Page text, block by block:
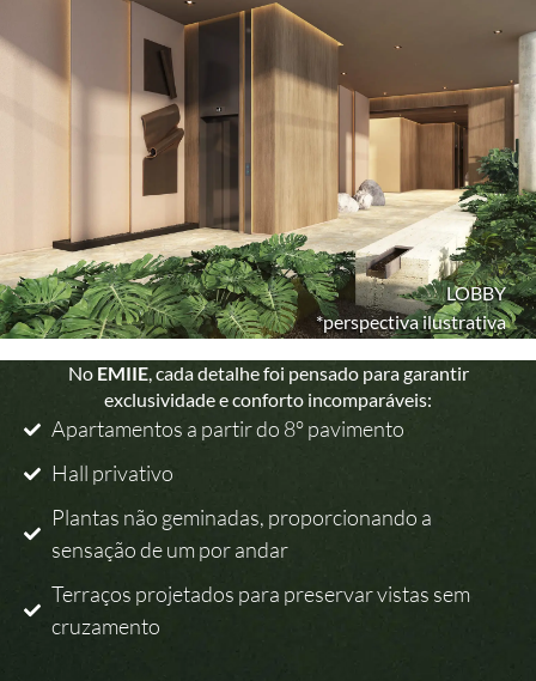
LOBBY
*perspectiva ilustrativa
Privacidade elevada a outro nível
No EMIIE, cada detalhe foi pensado para garantir
exclusividade e conforto incomparáveis:
Apartamentos a partir do 8° pavimento
Hall privativo
Plantas não geminadas, proporcionando a
sensação de um por andar
Terraços projetados para preservar vistas sem
cruzamento